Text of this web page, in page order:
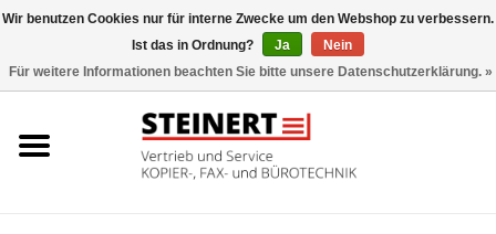
Büromaschinen- Service
Wir benutzen Cookies nur für interne Zwecke um den Webshop zu verbessern.
Ist das in Ordnung?
Ja
Nein
Für weitere Informationen beachten Sie bitte unsere Datenschutzerklärung. »